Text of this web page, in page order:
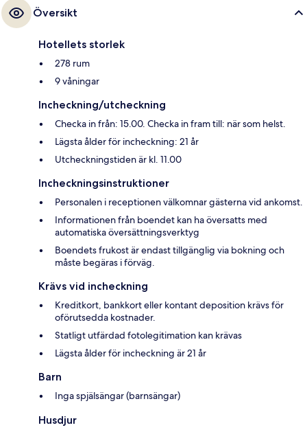
Översikt
Hotellets storlek
278 rum
9 våningar
Incheckning/utcheckning
Checka in från: 15.00. Checka in fram till: när som helst.
Lägsta ålder för incheckning: 21 år
Utcheckningstiden är kl. 11.00
Incheckningsinstruktioner
Personalen i receptionen välkomnar gästerna vid ankomst.
Informationen från boendet kan ha översatts med
automatiska översättningsverktyg
Boendets frukost är endast tillgänglig via bokning och
måste begäras i förväg.
Krävs vid incheckning
Kreditkort, bankkort eller kontant deposition krävs för
oförutsedda kostnader.
Statligt utfärdad fotolegitimation kan krävas
Lägsta ålder för incheckning är 21 år
Barn
Inga spjälsängar (barnsängar)
Husdjur